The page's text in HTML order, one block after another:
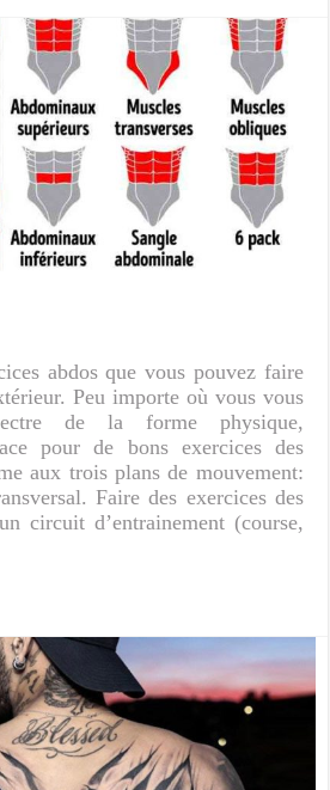
abdos que vous pouvez faire
Peu importe où vous vous
de la forme physique,
pour de bons exercices des
aux trois plans de mouvement:
Faire des exercices des
circuit d’entrainement (course,